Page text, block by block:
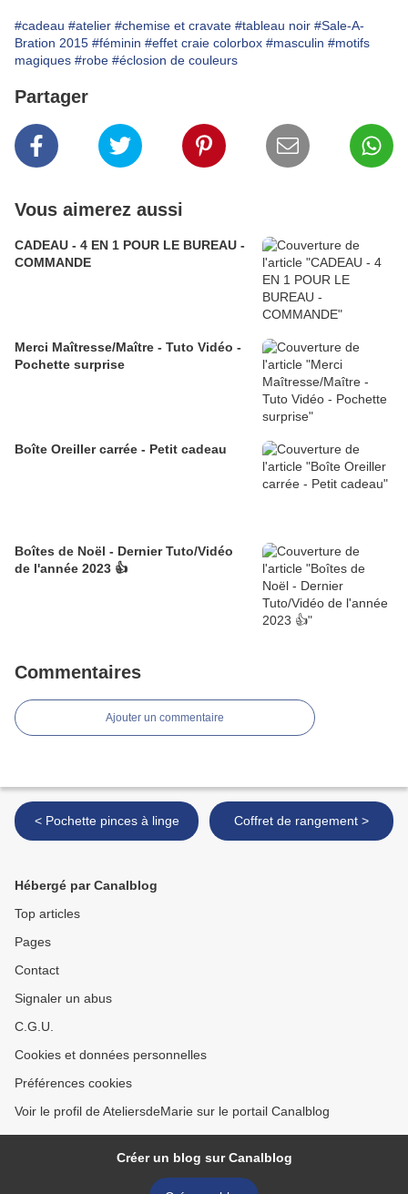
#cadeau #atelier #chemise et cravate #tableau noir #Sale-A-
Bration 2015 #féminin #effet craie colorbox #masculin #motifs
magiques #robe #éclosion de couleurs
Partager
Vous aimerez aussi
CADEAU - 4 EN 1 POUR LE BUREAU -
COMMANDE
Merci Maîtresse/Maître - Tuto Vidéo -
Pochette surprise
Boîte Oreiller carrée - Petit cadeau
Boîtes de Noël - Dernier Tuto/Vidéo
de l'année 2023 👍
Commentaires
Ajouter un commentaire
< Pochette pinces à linge Coffret de rangement >
Hébergé par Canalblog
Top articles
Pages
Contact
Signaler un abus
C.G.U.
Cookies et données personnelles
Préférences cookies
Voir le profil de AteliersdeMarie sur le portail Canalblog
Créer un blog sur Canalblog